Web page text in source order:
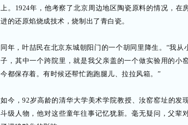
上。1924年，他考察了北京周边地区陶瓷原料的情况，在
进的还原焰烧成技术，烧制出了青白瓷。
同年，叶喆民在北京东城朝阳门的一个胡同里降生。“我
子，其中一个跨院里，就是我父亲盖的一个做实验用的小
今都保存着。有时候还帮忙跑跑腿儿、拉拉风箱。”
如今，92岁高龄的清华大学美术学院教授、汝窑窑址的发
斗级人物，他对这些童年往事记忆犹新。毫无疑问，父辈